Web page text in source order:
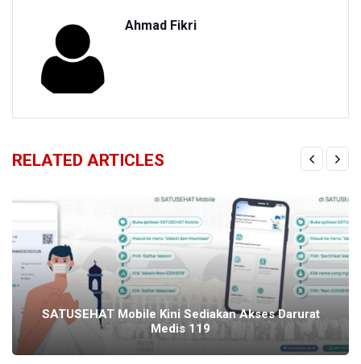
Ahmad Fikri
RELATED ARTICLES
SATUSEHAT Mobile Kini Sediakan Akses Darurat
Medis 119